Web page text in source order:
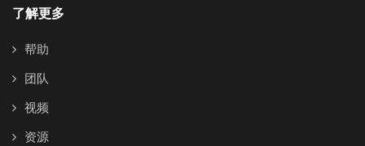
了解更多
帮助
团队
视频
资源